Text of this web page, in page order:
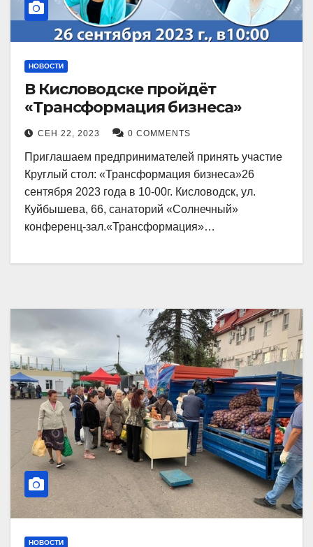
НОВОСТИ
В Кисловодске пройдёт
«Трансформация бизнеса»
СЕН 22, 2023 0 COMMENTS
Приглашаем предпринимателей принять участие
Круглый стол: «Трансформация бизнеса»26
сентября 2023 года в 10-00г. Кисловодск, ул.
Куйбышева, 66, санаторий «Солнечный»
конференц-зал.«Трансформация»…
НОВОСТИ